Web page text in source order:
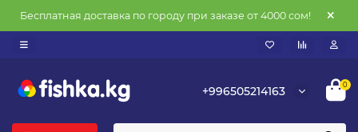
Бесплатная доставка по городу при заказе от 4000 сом!
+996505214163 0